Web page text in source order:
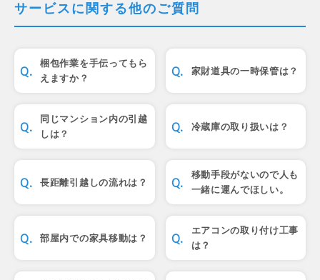
サービスに関する他のご質問
梱包作業を手伝ってもら
えますか？
家財道具の一時保管は？
同じマンション内の引越
しは？
冷蔵庫の取り扱いは？
長距離引越しの流れは？
移動手段がないので人も
一緒に運んでほしい。
部屋内での家具移動は？
エアコンの取り付け工事
は？